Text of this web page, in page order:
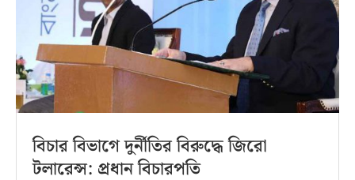
বিচার বিভাগে দুর্নীতির বিরুদ্ধে জিরো
টলারেন্স: প্রধান বিচারপতি